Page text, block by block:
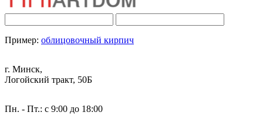
Пример: облицовочный кирпич
г. Минск,
Логойский тракт, 50Б
Пн. - Пт.: с 9:00 до 18:00